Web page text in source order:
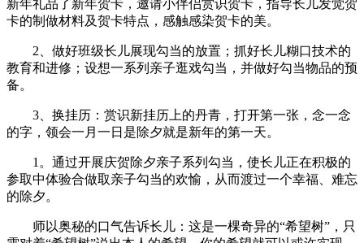
新年礼品了新年贺卡，邀请小伴侣赏识贺卡，指导长儿发觉贺
卡的制做材料及贺卡特点，感触感染贺卡的美。
2、做好班级长儿展现勾当的放置；抓好长儿糊口技术的
教育和进修；设想一系列亲子逛戏勾当，并做好勾当物品的预
备。
3、换挂历：赏识新挂历上的丹青，打开第一张，念一念
的字，领会一月一日是除夕就是新年的第一天。
1。通过开展庆贺除夕亲子系列勾当，使长儿正在积极的
参取中体验合做取亲子勾当的欢愉，从而渡过一个幸福、难忘
的除夕。
师以奥秘的口气告诉长儿：这是一棵奇异的“希望树”，只